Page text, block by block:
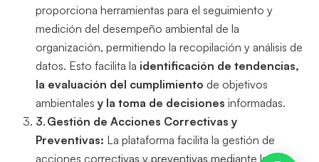
proporciona herramientas para el seguimiento y
medición del desempeño ambiental de la
organización, permitiendo la recopilación y análisis de
datos. Esto facilita la identificación de tendencias,
la evaluación del cumplimiento de objetivos
ambientales y la toma de decisiones informadas.
Gestión de Acciones Correctivas y
Preventivas: La plataforma facilita la gestión de
acciones correctivas y preventivas mediante la